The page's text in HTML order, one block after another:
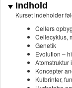
Indhold
Kurset indeholder
Cellers
Cellecyklus,
Genetik
Evolution –
Atomstruktur
Koncepter
Kulbrinter,